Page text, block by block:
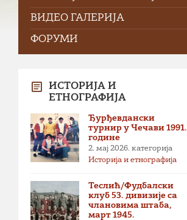
ВИДЕО ГАЛЕРИЈА
ФОРУМИ
ИСТОРИЈА И
ЕТНОГРАФИЈА
Ђурђевдански
турнир у Чечави 1991.
године
2. мај 2026. категорија
Историја и етнографија
Теслић/Фудбалски
клуб 53. дивизије са
члановима штаба,
март 1945.